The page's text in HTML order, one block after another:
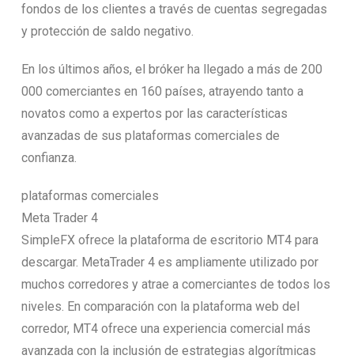
fondos de los clientes a través de cuentas segregadas
y protección de saldo negativo.
En los últimos años, el bróker ha llegado a más de 200
000 comerciantes en 160 países, atrayendo tanto a
novatos como a expertos por las características
avanzadas de sus plataformas comerciales de
confianza.
plataformas comerciales
Meta Trader 4
SimpleFX ofrece la plataforma de escritorio MT4 para
descargar. MetaTrader 4 es ampliamente utilizado por
muchos corredores y atrae a comerciantes de todos los
niveles. En comparación con la plataforma web del
corredor, MT4 ofrece una experiencia comercial más
avanzada con la inclusión de estrategias algorítmicas